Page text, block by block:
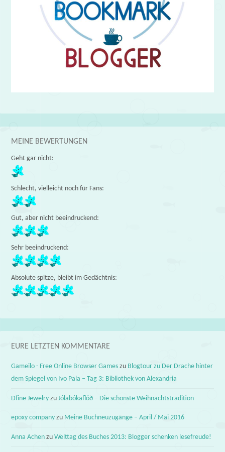
MEINE BEWERTUNGEN
Geht gar nicht:
Schlecht, vielleicht noch für Fans:
Gut, aber nicht beeindruckend:
Sehr beeindruckend:
Absolute spitze, bleibt im Gedächtnis:
EURE LETZTEN KOMMENTARE
Gameilo - Free Online Browser Games zu Blogtour zu Der Drache hinter
dem Spiegel von Ivo Pala – Tag 3: Bibliothek von Alexandria
Dfine Jewelry zuJólabókaflóð – Die schönste Weihnachtstradition
epoxy company zu Meine Buchneuzugänge – April / Mai 2016
Anna Achen zuWelttag des Buches 2013: Blogger schenken lesefreude!